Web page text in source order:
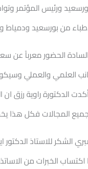
ورئيس المؤتمر
من بورسعيد ودمياط
الحضور معرباً عن
العلمي والعملي
الدكتورة راوية رزق
بجميع المجالات فكل
الشكر للاستاذ
الخبرات من